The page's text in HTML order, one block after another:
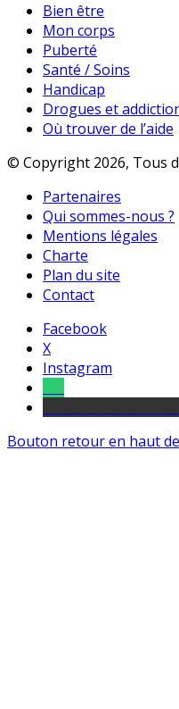
Bien être
Mon corps
Puberté
Santé / Soins
Handicap
Drogues et
Où trouver de l’aide
© Copyright 2026, Tous
Partenaires
Qui sommes-nous ?
Mentions légales
Charte
Plan du site
Contact
Facebook
X
Instagram
Bouton retour en haut